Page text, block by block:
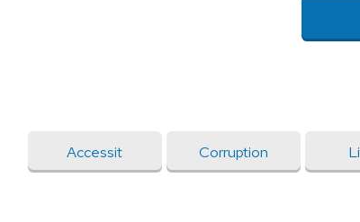
Accessit Corruption